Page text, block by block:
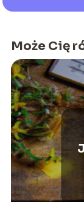
Może Cię